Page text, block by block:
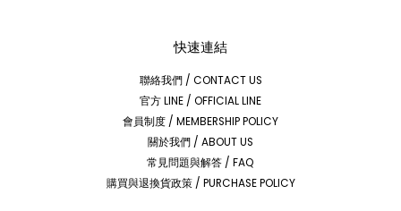
快速連結
聯絡我們 / CONTACT US
官方 LINE / OFFICIAL LINE
會員制度 / MEMBERSHIP POLICY
關於我們 / ABOUT US
常見問題與解答 / FAQ
購買與退換貨政策 / PURCHASE POLICY